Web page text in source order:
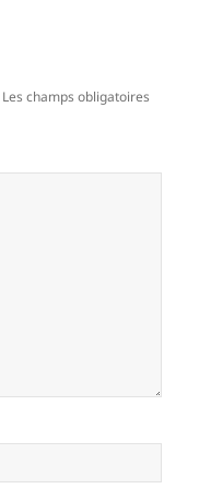
Les champs obligatoires